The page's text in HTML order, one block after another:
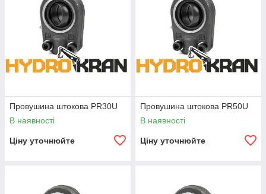
Провушина штокова PR30U
В наявності
Ціну уточнюйте
Провушина штокова PR50U
В наявності
Ціну уточнюйте